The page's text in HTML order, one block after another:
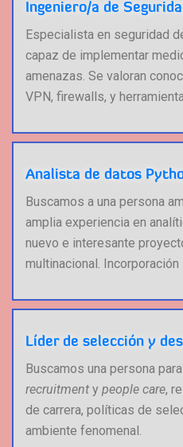
Ingeniero/a de
Especialista en seguridad
capaz de implementar
amenazas. Se valoran
VPN, firewalls, y
Analista de datos
Buscamos a una persona
amplia experiencia en
nuevo e interesante
multinacional. Incorporación
Líder de selección y
Buscamos una persona
recruitment y people care,
de carrera, políticas de
ambiente fenomenal.